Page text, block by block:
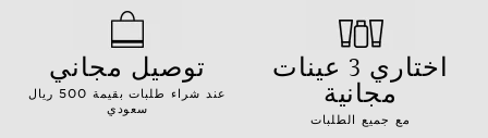
توصيل مجاني
عند شراء طلبات بقيمة 500 ريال
سعودي
اختاري 3 عينات
مجانية
مع جميع الطلبات